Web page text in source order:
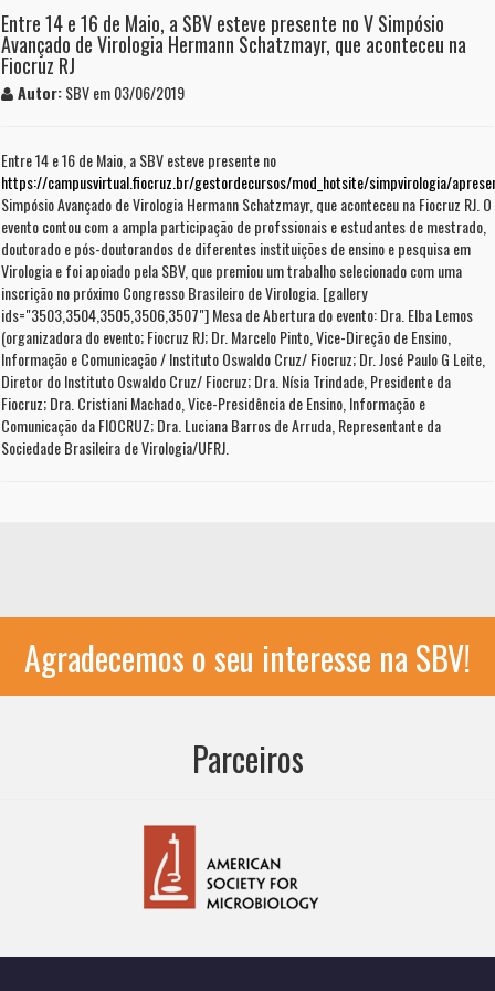
Entre 14 e 16 de Maio, a SBV esteve presente no V Simpósio
Avançado de Virologia Hermann Schatzmayr, que aconteceu na
Fiocruz RJ
Autor:SBV em 03/06/2019
Entre 14 e 16 de Maio, a SBV esteve presente no
https://campusvirtual.fiocruz.br/gestordecursos/mod_hotsite/simpvirologia/
Simpósio Avançado de Virologia Hermann Schatzmayr, que aconteceu na Fiocruz RJ. O
evento contou com a ampla participação de profssionais e estudantes de mestrado,
doutorado e pós-doutorandos de diferentes instituições de ensino e pesquisa em
Virologia e foi apoiado pela SBV, que premiou um trabalho selecionado com uma
inscrição no próximo Congresso Brasileiro de Virologia. [gallery
ids="3503,3504,3505,3506,3507"] Mesa de Abertura do evento: Dra. Elba Lemos
(organizadora do evento; Fiocruz RJ; Dr. Marcelo Pinto, Vice-Direção de Ensino,
Informação e Comunicação / Instituto Oswaldo Cruz/ Fiocruz; Dr. José Paulo G Leite,
Diretor do Instituto Oswaldo Cruz/ Fiocruz; Dra. Nísia Trindade, Presidente da
Fiocruz; Dra. Cristiani Machado, Vice-Presidência de Ensino, Informação e
Comunicação da FIOCRUZ; Dra. Luciana Barros de Arruda, Representante da
Sociedade Brasileira de Virologia/UFRJ.
Agradecemos o seu interesse na SBV!
Parceiros